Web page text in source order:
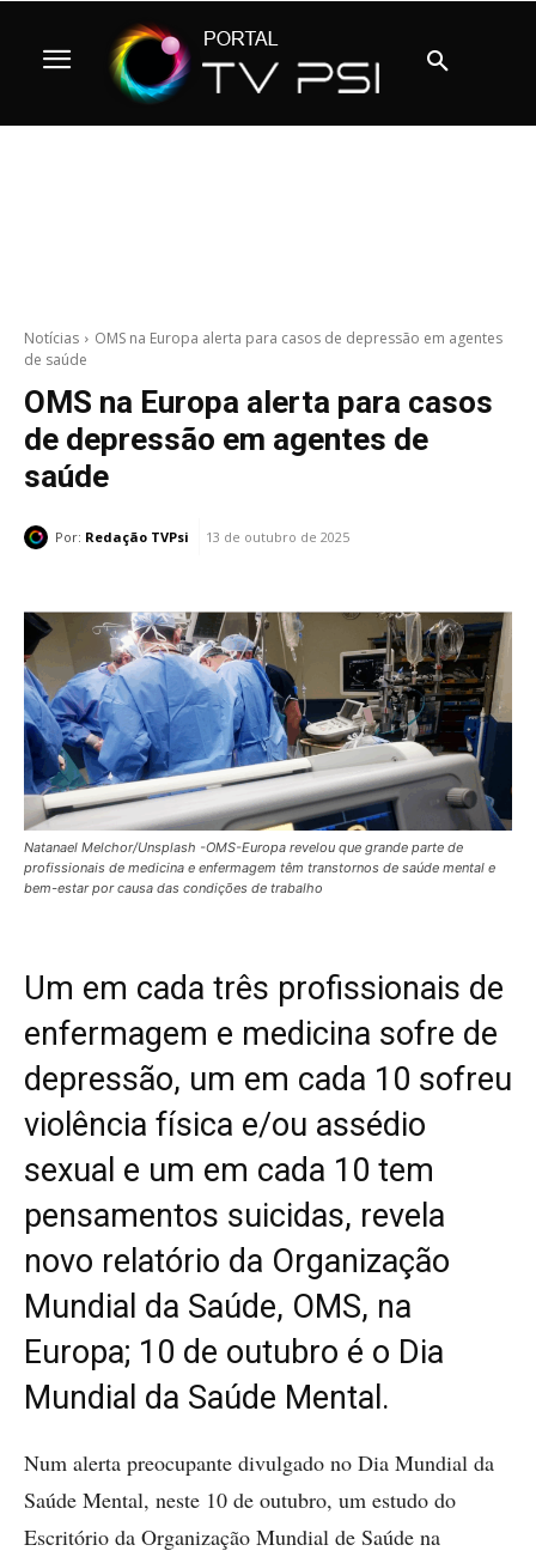
Notícias
OMS na Europa alerta para casos de depressão em agentes
de saúde
OMS na Europa alerta para casos
de depressão em agentes de
saúde
Por: Redação TVPsi 13 de outubro de 2025
Natanael Melchor/Unsplash -OMS-Europa revelou que grande parte de
profissionais de medicina e enfermagem têm transtornos de saúde mental e
bem-estar por causa das condições de trabalho
Um em cada três profissionais de
enfermagem e medicina sofre de
depressão, um em cada 10 sofreu
violência física e/ou assédio
sexual e um em cada 10 tem
pensamentos suicidas, revela
novo relatório da Organização
Mundial da Saúde, OMS, na
Europa; 10 de outubro é o Dia
Mundial da Saúde Mental.
Num alerta preocupante divulgado no Dia Mundial da
Saúde Mental, neste 10 de outubro, um estudo do
Escritório da Organização Mundial de Saúde na